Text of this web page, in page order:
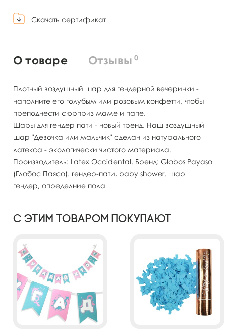
Скачать сертификат
О товаре Отзывы 0
Плотный воздушный шар для гендерной вечеринки -
наполните его голубым или розовым конфетти, чтобы
преподнести сюрприз маме и папе.
Шары для гендер пати - новый тренд. Наш воздушный
шар "Девочка или мальчик" сделан из натурального
латекса - экологически чистого материала.
Производитель: Latex Occidental. Бренд: Globos Payaso
(Глобос Паясо). гендер-пати, baby shower. шар
гендер, определние пола
С этим товаром покупают